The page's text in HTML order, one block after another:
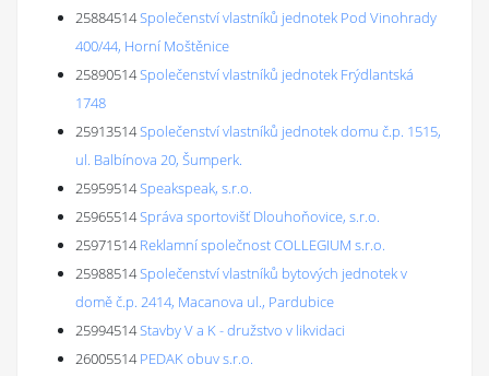
25884514Společenství vlastníků jednotek Pod Vinohrady
400/44, Horní Moštěnice
25890514Společenství vlastníků jednotek Frýdlantská
1748
25913514Společenství vlastníků jednotek domu č.p. 1515,
ul. Balbínova 20, Šumperk.
25959514Speakspeak, s.r.o.
25965514Správa sportovišť Dlouhoňovice, s.r.o.
25971514 Reklamní společnost COLLEGIUM s.r.o.
25988514Společenství vlastníků bytových jednotek v
domě č.p. 2414, Macanova ul., Pardubice
25994514Stavby V a K - družstvo v likvidaci
26005514 PEDAK obuv s.r.o.